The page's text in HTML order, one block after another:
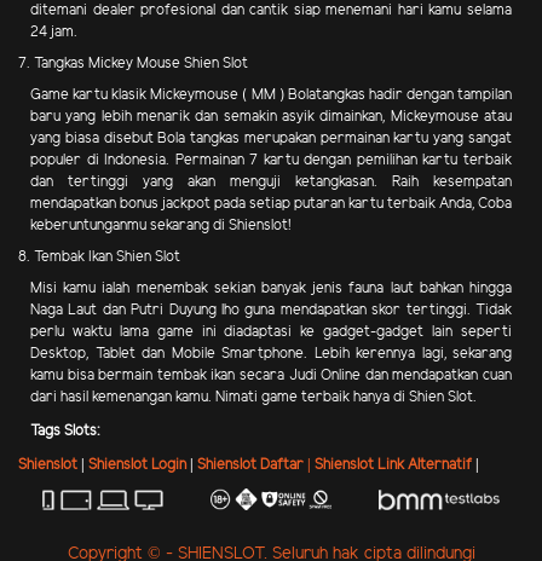
ditemani dealer profesional dan cantik siap menemani hari kamu selama
24 jam.
7. Tangkas Mickey Mouse Shien Slot
Game kartu klasik Mickeymouse ( MM ) Bolatangkas hadir dengan tampilan
baru yang lebih menarik dan semakin asyik dimainkan, Mickeymouse atau
yang biasa disebut Bola tangkas merupakan permainan kartu yang sangat
populer di Indonesia. Permainan 7 kartu dengan pemilihan kartu terbaik
dan tertinggi yang akan menguji ketangkasan. Raih kesempatan
mendapatkan bonus jackpot pada setiap putaran kartu terbaik Anda, Coba
keberuntunganmu sekarang di Shienslot!
8. Tembak Ikan Shien Slot
Misi kamu ialah menembak sekian banyak jenis fauna laut bahkan hingga
Naga Laut dan Putri Duyung lho guna mendapatkan skor tertinggi. Tidak
perlu waktu lama game ini diadaptasi ke gadget-gadget lain seperti
Desktop, Tablet dan Mobile Smartphone. Lebih kerennya lagi, sekarang
kamu bisa bermain tembak ikan secara Judi Online dan mendapatkan cuan
dari hasil kemenangan kamu. Nimati game terbaik hanya di Shien Slot.
Tags Slots:
Shienslot Shienslot Login| Shienslot Daftar | Shienslot Link Alternatif
Copyright © - SHIENSLOT. Seluruh hak cipta dilindungi